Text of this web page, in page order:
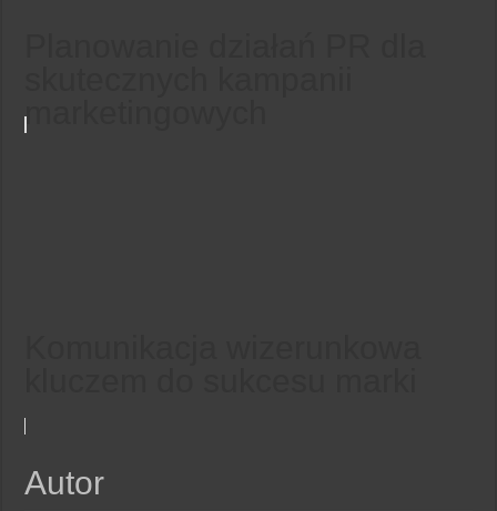
marketingowych
Autor